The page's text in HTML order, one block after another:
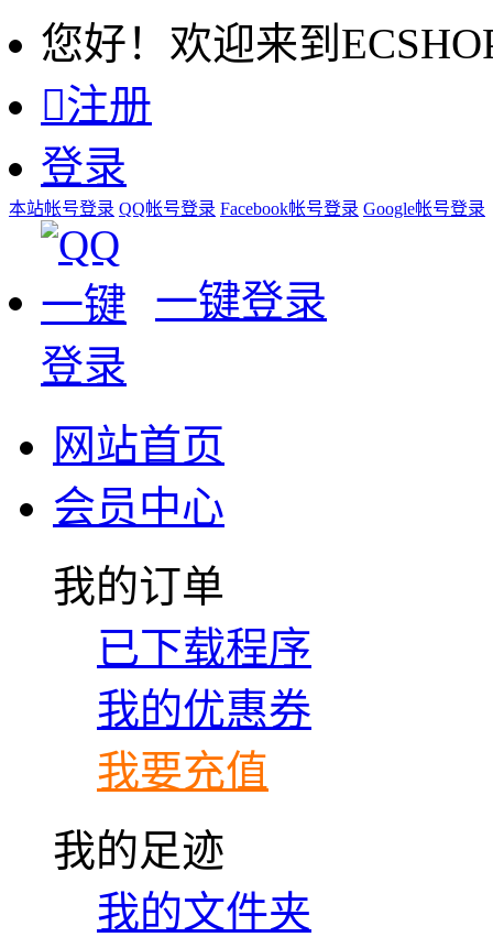
您好！欢迎来到
注册
登录
本站帐号登录 QQ帐号登录 Facebook帐号登录 Google帐号登录
一键登录
网站首页
会员中心
我的订单
已下载程序
我的优惠券
我要充值
我的足迹
我的文件夹